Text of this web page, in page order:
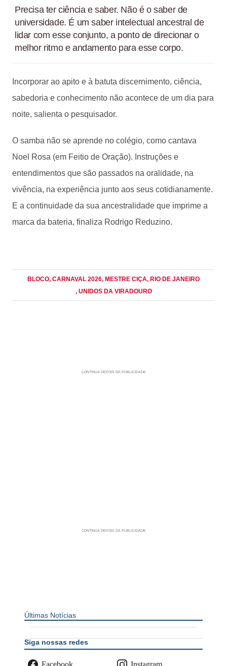
Precisa ter ciência e saber. Não é o saber de
universidade. É um saber intelectual ancestral de
lidar com esse conjunto, a ponto de direcionar o
melhor ritmo e andamento para esse corpo.
Incorporar ao apito e à batuta discernimento, ciência,
sabedoria e conhecimento não acontece de um dia para
noite, salienta o pesquisador.
O samba não se aprende no colégio, como cantava
Noel Rosa (em Feitio de Oração). Instruções e
entendimentos que são passados na oralidade, na
vivência, na experiência junto aos seus cotidianamente.
E a continuidade da sua ancestralidade que imprime a
marca da bateria, finaliza Rodrigo Reduzino.
BLOCO, CARNAVAL 2026, MESTRE CIÇA, RIO DE JANEIRO
, UNIDOS DA VIRADOURO
Últimas Notícias
Siga nossas redes